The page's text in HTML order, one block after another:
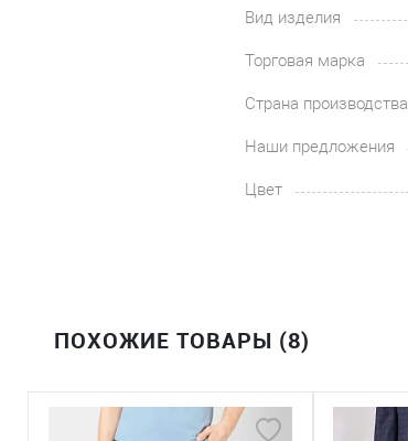
Вид изделия
Торговая марка
Страна производства
Наши предложения
Цвет
ПОХОЖИЕ ТОВАРЫ (8)